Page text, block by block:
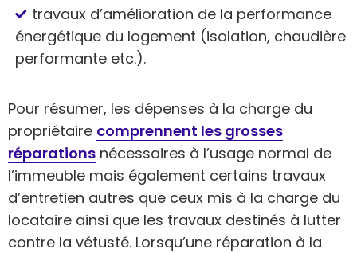
travaux d’amélioration de la performance
énergétique du logement (isolation, chaudière
performante etc.).
Pour résumer, les dépenses à la charge du
propriétaire comprennent les grosses
réparations nécessaires à l’usage normal de
l’immeuble mais également certains travaux
d’entretien autres que ceux mis à la charge du
locataire ainsi que les travaux destinés à lutter
contre la vétusté. Lorsqu’une réparation à la